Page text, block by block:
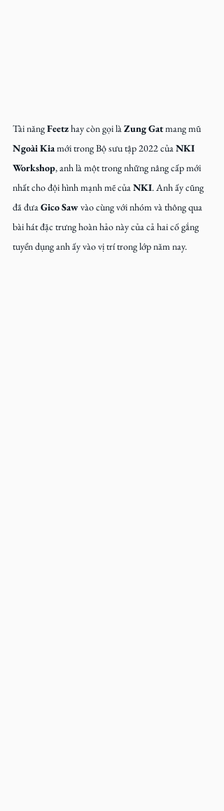
Tài năng Feetz hay còn gọi là Zung Gat mang mũ
Ngoài Kia mới trong Bộ sưu tập 2022 của NKI
Workshop, anh là một trong những nâng cấp mới
nhất cho đội hình mạnh mẽ của NKI. Anh ấy cũng
đã đưa Gico Saw vào cùng với nhóm và thông qua
bài hát đặc trưng hoàn hảo này của cả hai cố gắng
tuyển dụng anh ấy vào vị trí trong lớp năm nay.